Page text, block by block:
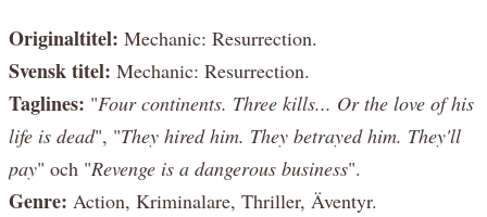
Originaltitel: Mechanic: Resurrection.
Svensk titel: Mechanic: Resurrection.
Taglines: "Four continents. Three kills... Or the love of his
life is dead", "They hired him. They betrayed him. They'll
pay" och "Revenge is a dangerous business".
Genre: Action, Kriminalare, Thriller, Äventyr.